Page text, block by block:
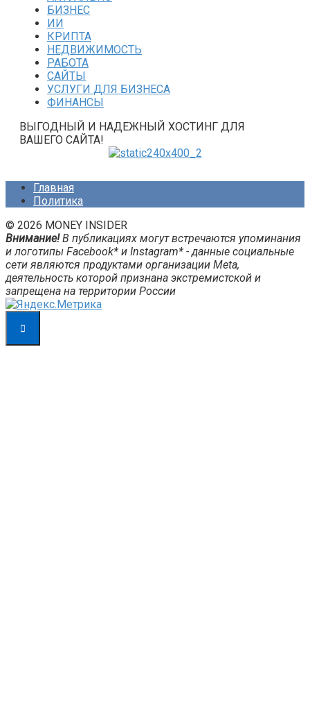
БИЗНЕС
ИИ
КРИПТА
НЕДВИЖИМОСТЬ
РАБОТА
САЙТЫ
УСЛУГИ ДЛЯ БИЗНЕСА
ФИНАНСЫ
ВЫГОДНЫЙ И НАДЕЖНЫЙ ХОСТИНГ ДЛЯ
ВАШЕГО САЙТА!
Главная
Политика
© 2026 MONEY INSIDER
Внимание!В публикациях могут встречаются упоминания
и логотипы Facebook* и Instagram* - данные социальные
сети являются продуктами организации Meta,
деятельность которой признана экстремистской и
запрещена на территории России